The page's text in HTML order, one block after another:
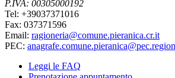
P.IVA: 00305000192
Tel: +39037371016
Fax: 037371596
Email: ragioneria@comune.pieranica.cr.it
PEC:
Leggi le FAQ